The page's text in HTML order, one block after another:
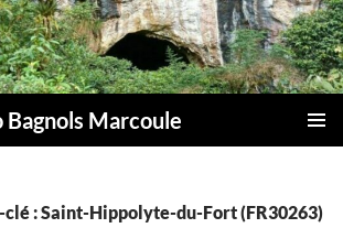
Bagnols Marcoule
: Saint-Hippolyte-du-Fort (FR30263)